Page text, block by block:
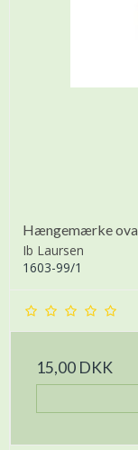
Hængemærke
Ib Laursen
1603-99/1
15,00 DKK